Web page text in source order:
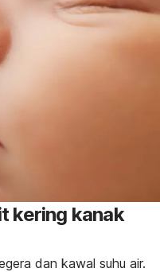
kering kanak
dan kawal suhu air.